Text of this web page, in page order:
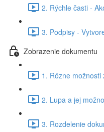
2. Rýchle časti -
3. Podpisy -
Zobrazenie dokumentu
1. Rôzne
2. Lupa a jej
3. Rozdelenie